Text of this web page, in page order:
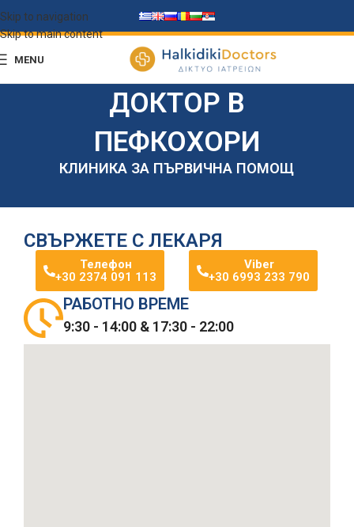
Skip to navigation
Skip to main content
MENU
ДОКТОР В
ПЕФКОХОРИ
КЛИНИКА ЗА ПЪРВИЧНА ПОМОЩ
СВЪРЖЕТЕ С ЛЕКАРЯ
Телефон
+30 2374 091 113
Viber
+30 6993 233 790
РАБОТНО ВРЕМЕ
9:30 - 14:00 & 17:30 - 22:00